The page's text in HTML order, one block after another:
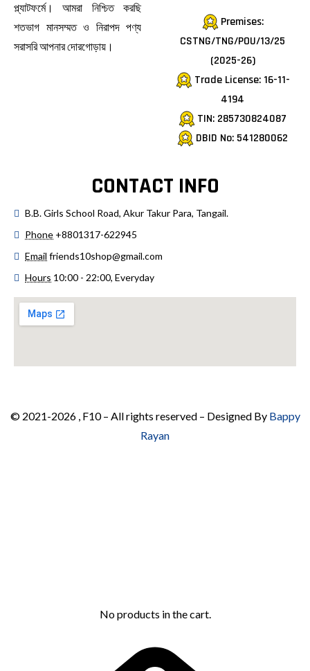
প্ল্যাটফর্মে। আমরা নিশ্চিত করছি
শতভাগ মানসম্মত ও নিরাপদ পণ্য
সরাসরি আপনার দোরগোড়ায়।
Premises:
CSTNG/TNG/POU/13/25
(2025-26)
Trade License: 16-11-
4194
TIN: 285730824087
DBID No: 541280062
CONTACT INFO
B.B. Girls School Road, Akur Takur Para, Tangail.
Phone +8801317-622945
Email friends10shop@gmail.com
Hours 10:00 - 22:00, Everyday
© 2021-2026 , F10 – All rights reserved – Designed By Bappy
Rayan
No products in the cart.